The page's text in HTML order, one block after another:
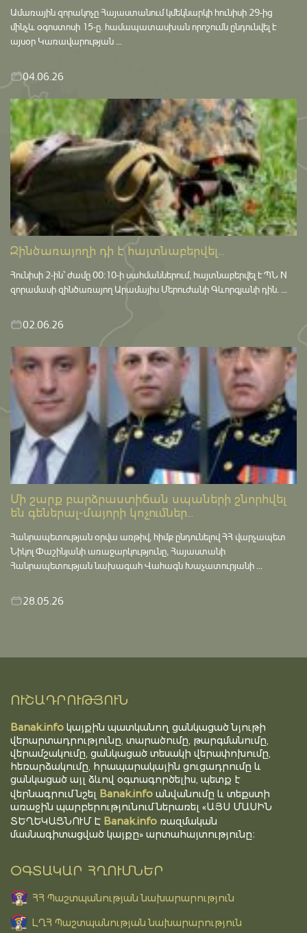
Ամառային զորակոչը Հայաստանում կմեկնարկի հունիսի 29-ից
մինչև օգոստոսի 15-ը․ համապատասխան որոշումն ընդունվել է
այսօր Կառավարության ...
04.06.26
Զինծառայողի դի է հայտնաբերվել...
Հունիսի 2-ին՝ ժամը 00:10-ի սահմաններում, հայտնաբերվել է ՊՆ N
զորամասի զինծառայող Արամայիս Մերուժանի Գևորգյանի դին. ...
02.06.26
Մի շարք բարձրաստիճան սպաների շնորհվել
են գեներալ-մայորի կոչումներ...
Հանրապետության օրվա առթիվ, հիմք ընդունելով ՀՀ վարչապետ
Նիկոլ Փաշինյանի առաջարկությունը, Հայաստանի
Հանրապետության նախագահ Վահագն Խաչատուրյանի ...
28.05.26
ՈՒՇԱԴՐՈՒԹՅՈՒՆ
Banak.info կայքին պատկանող ցանկացած նյութի
վերարտադրությունը, տարածումը, թարգմանումը,
վերամշակումը, ցանկացած տեսակի վերափոխումը,
հեռարձակումը, հրապարակային ցուցադրումը և
ցանկացած այլ ձևով օգտագործելիս, պետք է
վերնագրում նշել Banak.info անվանումը և տեքստի
առաջին պարբերությունում ներառել «ԱՅՍ ՄԱՍԻՆ
ՏԵՂԵԿԱՑՆՈՒՄ Է Banak.info ռազմական
մասնագիտացված կայքը» արտահայտությունը։
ՕԳՏԱԿԱՐ ՀՂՈՒՄՆԵՐ
ՀՀ Պաշտպանության նախարարություն
ԼՂՀ Պաշտպանության նախարարություն